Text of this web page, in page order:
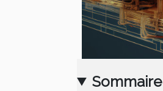
Sommaire